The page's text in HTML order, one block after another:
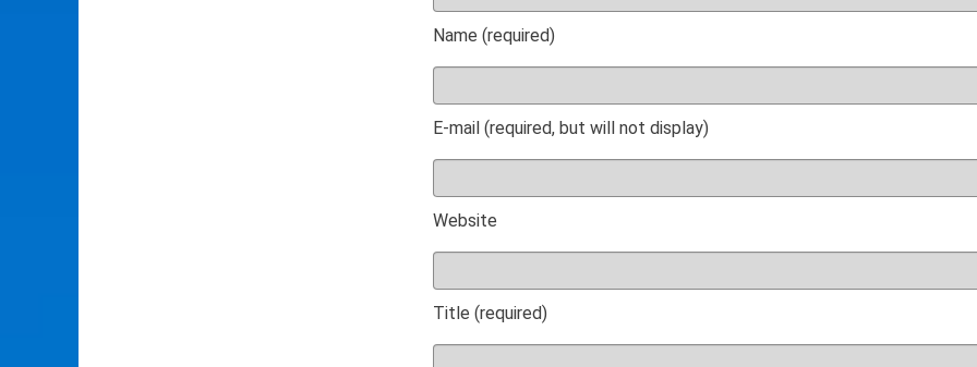
Name (required)
E-mail (required, but will not display)
Website
Title (required)